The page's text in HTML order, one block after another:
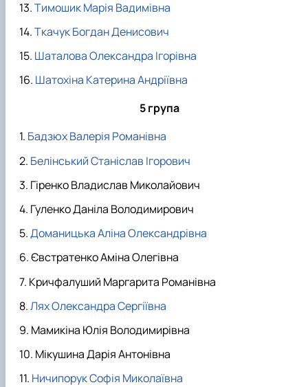
Тимошик Марія Вадимівна
Ткачук Богдан Денисович
Шаталова Олександра Ігорівна
Шатохіна Катерина Андріївна
5 група
Бадзюх Валерія Романівна
Белінський Станіслав Ігорович
Гіренко Владислав Миколайович
Гуленко Даніла Володимирович
Доманицька Аліна Олександрівна
Євстратенко Аміна Олегівна
Кричфалуший Маргарита Романівна
Лях Олександра Сергіївна
Мамикіна Юлія Володимирівна
Мікушина Дарія Антонівна
Ничипорук Софія Миколаївна